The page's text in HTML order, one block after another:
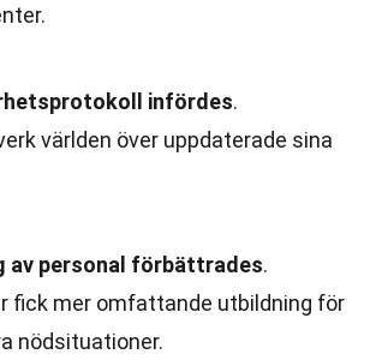
infördes.
världen över uppdaterade sina
av personal förbättrades.
fick mer omfattande utbildning för
nödsituationer.